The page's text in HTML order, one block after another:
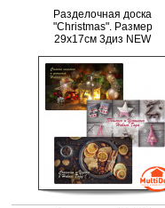
Разделочная доска
"Christmas". Размер
29х17см 3диз NEW